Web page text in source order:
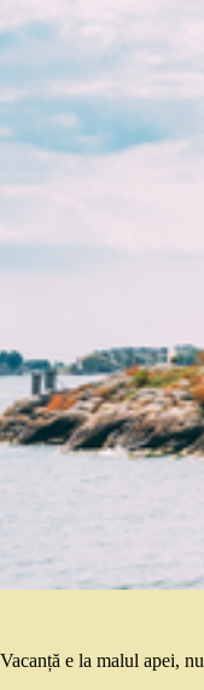
Vacanță e la malul apei,